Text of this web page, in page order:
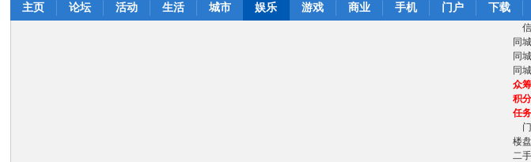
主页 论坛 活动 生活 城市 娱乐 游戏 商业 手机 门户 下载
同
同
同
众
积
任
楼
二